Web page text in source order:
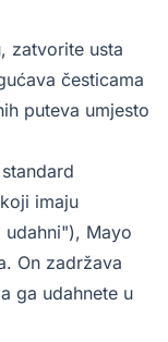
zatvorite usta
česticama
puteva umjesto
imaju
Mayo
On zadržava
ga udahnete u